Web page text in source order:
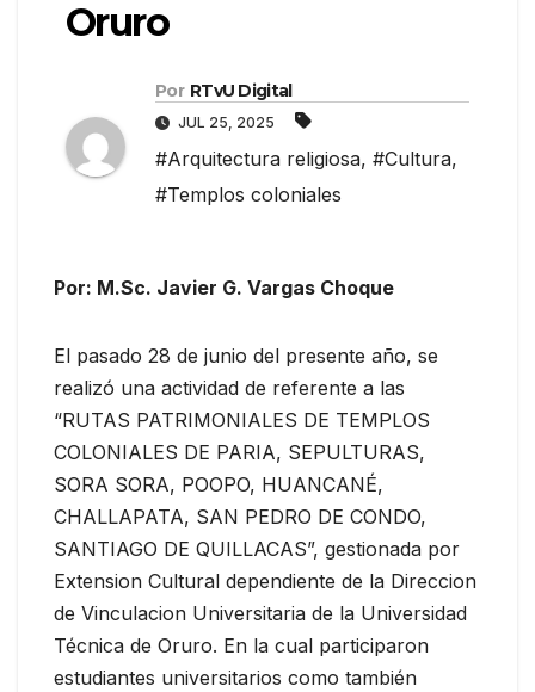
Oruro
Por RTvU Digital
JUL 25, 2025
#Arquitectura religiosa, #Cultura,
#Templos coloniales
Por: M.Sc. Javier G. Vargas Choque
El pasado 28 de junio del presente año, se
realizó una actividad de referente a las
“RUTAS PATRIMONIALES DE TEMPLOS
COLONIALES DE PARIA, SEPULTURAS,
SORA SORA, POOPO, HUANCANÉ,
CHALLAPATA, SAN PEDRO DE CONDO,
SANTIAGO DE QUILLACAS”, gestionada por
Extension Cultural dependiente de la Direccion
de Vinculacion Universitaria de la Universidad
Técnica de Oruro. En la cual participaron
estudiantes universitarios como también